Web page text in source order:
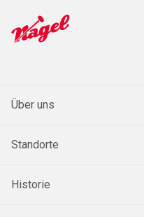
Über uns
Standorte
Historie